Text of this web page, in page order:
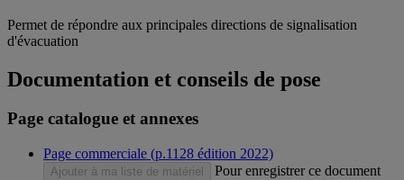
Permet de répondre aux principales directions de signalisation
d'évacuation
Documentation et conseils de pose
Page catalogue et annexes
Page commerciale (p.1128 édition 2022)
Ajouter à ma liste de matériel
Pour enregistrer ce document